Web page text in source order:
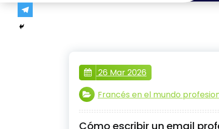
26 Mar 2026
Francés en el mundo
Cómo escribir un email